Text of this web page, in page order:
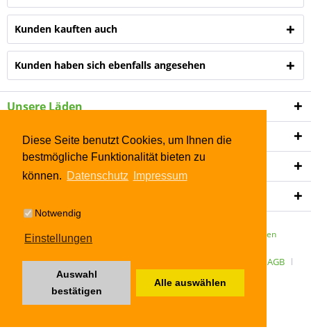
Diese Seite benutzt Cookies, um Ihnen die
bestmögliche Funktionalität bieten zu
können. Datenschutz Impressum
Notwendig
Einstellungen
Auswahl
bestätigen
Alle auswählen
Kunden kauften auch
Kunden haben sich ebenfalls angesehen
Unsere Läden
Shop Service
Informationen
* Alle Preise inkl. gesetzl. Mehrwertsteuer zzgl. Versandkosten
ÜBER UNS Kontakt Datenschutz
AGB
Impressum